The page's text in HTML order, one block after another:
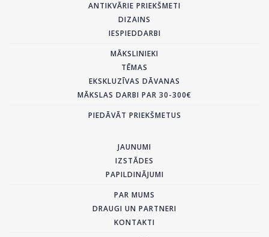
ANTIKVĀRIE PRIEKŠMETI
DIZAINS
IESPIEDDARBI
MĀKSLINIEKI
TĒMAS
EKSKLUZĪVAS DĀVANAS
MĀKSLAS DARBI PAR 30-300€
PIEDĀVĀT PRIEKŠMETUS
JAUNUMI
IZSTĀDES
PAPILDINĀJUMI
PAR MUMS
DRAUGI UN PARTNERI
KONTAKTI